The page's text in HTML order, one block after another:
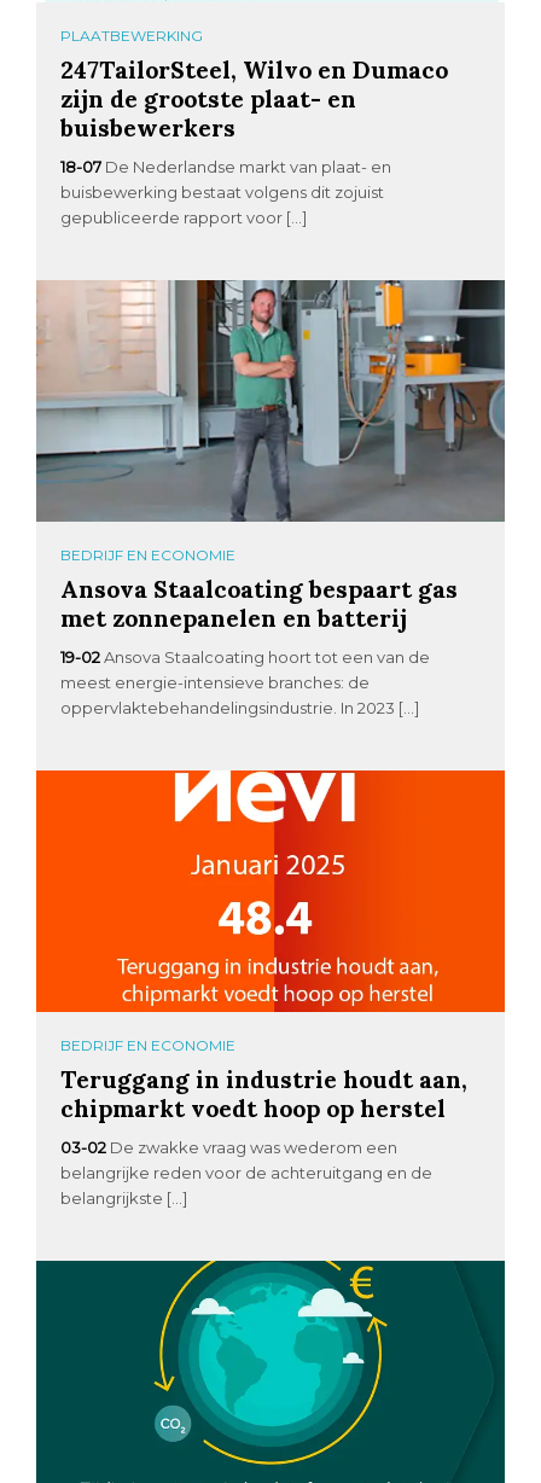
PLAATBEWERKING
247TailorSteel, Wilvo en Dumaco
zijn de grootste plaat- en
buisbewerkers
18-07 De Nederlandse markt van plaat- en
buisbewerking bestaat volgens dit zojuist
gepubliceerde rapport voor […]
BEDRIJF EN ECONOMIE
Ansova Staalcoating bespaart gas
met zonnepanelen en batterij
19-02 Ansova Staalcoating hoort tot een van de
meest energie-intensieve branches: de
oppervlaktebehandelingsindustrie. In 2023 […]
BEDRIJF EN ECONOMIE
Teruggang in industrie houdt aan,
chipmarkt voedt hoop op herstel
03-02 De zwakke vraag was wederom een
belangrijke reden voor de achteruitgang en de
belangrijkste […]